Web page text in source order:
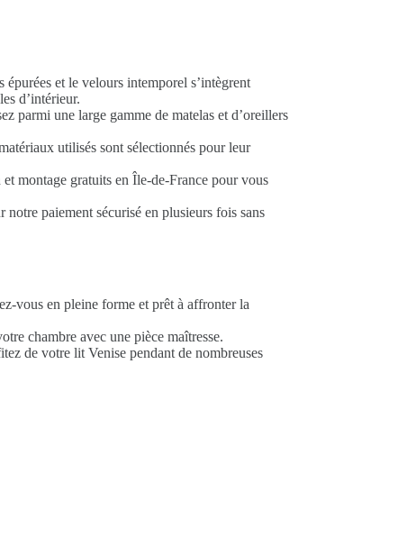
épurées et le velours intemporel s’intègrent
d’intérieur.
parmi une large gamme de matelas et d’oreillers
utilisés sont sélectionnés pour leur
montage gratuits en Île-de-France pour vous
notre paiement sécurisé en plusieurs fois sans
vous en pleine forme et prêt à affronter la
chambre avec une pièce maîtresse.
de votre lit Venise pendant de nombreuses